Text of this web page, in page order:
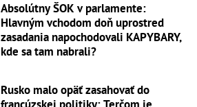
Absolútny ŠOK v parlamente:
Hlavným vchodom doň uprostred
zasadania napochodovali KAPYBARY,
kde sa tam nabrali?
Rusko malo opäť zasahovať do